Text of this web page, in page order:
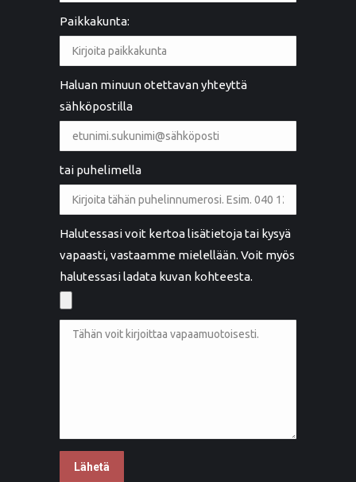
Paikkakunta:
Haluan minuun otettavan yhteyttä
sähköpostilla
tai puhelimella
Halutessasi voit kertoa lisätietoja tai kysyä
vapaasti, vastaamme mielellään. Voit myös
halutessasi ladata kuvan kohteesta.